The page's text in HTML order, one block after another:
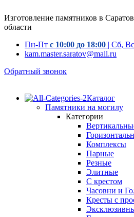
Изготовление памятников в
области
Пн-Пт с 10:00 до 18:00 | Сб, Вс
kam.master.saratov@mail.ru
Обратный звонок
Каталог
Памятники на могилу
Категории
Комплексы
Парные
Резные
Элитные
С крестом
Часовни и
Кресты с